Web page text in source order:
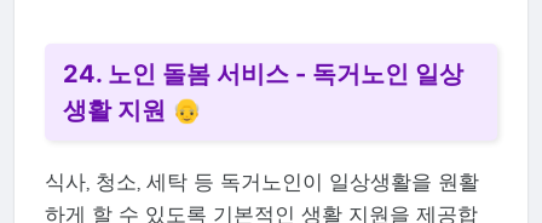
24. 노인 돌봄 서비스 - 독거노인 일상
생활 지원 👴
식사, 청소, 세탁 등 독거노인이 일상생활을 원활
하게 할 수 있도록 기본적인 생활 지원을 제공합